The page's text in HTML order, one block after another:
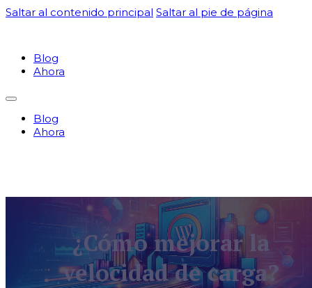
Saltar al contenido principal Saltar al pie de página
Blog
Ahora
Blog
Ahora
¿Cómo mejorar la
velocidad de carga?